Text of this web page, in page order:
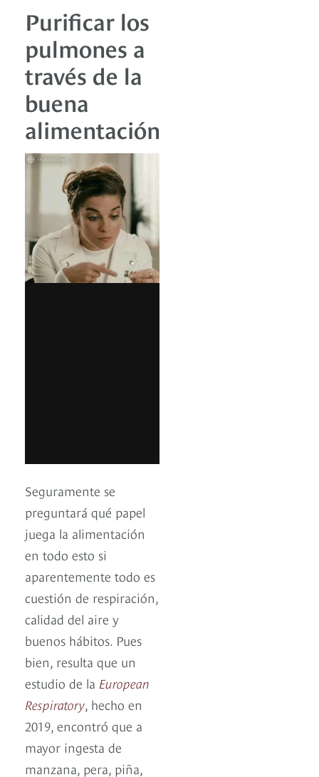
Purificar los
pulmones a
través de la
buena
alimentación
Seguramente se
preguntará qué papel
juega la alimentación
en todo esto si
aparentemente todo es
cuestión de respiración,
calidad del aire y
buenos hábitos. Pues
bien, resulta que un
estudio de la European
Respiratory , hecho en
2019, encontró que a
mayor ingesta de
manzana, pera, piña,